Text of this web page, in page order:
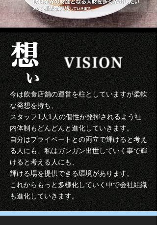
今は飲食店舗の運営を柱としていますが柔軟
な発想を持ち、
スタッフ1人1人の個性が発揮されるよう社
内体制もどんどんと進化していきます。
自分はプライベートとの両立で輝けると考え
る人にも、私はガンガン出世していく事で輝
けると考える人にも、
輝ける場を提供できる環境があります。
これからもっと多様化していく中で会社組織
も進化していきます。